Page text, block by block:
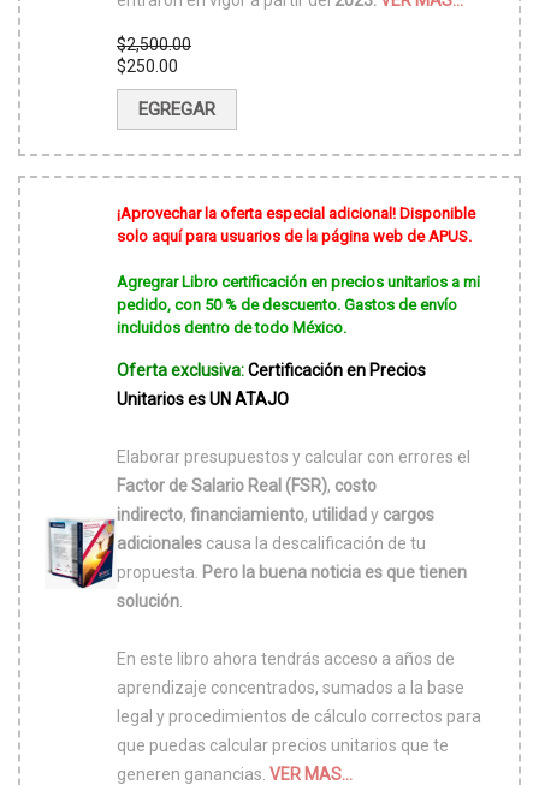
$2,500.00
El
original
era:
$2,500.00.
$250.00
precio
actual
es:
EGREGAR
¡Aprovechar la oferta especial adicional! Disponible
solo aquí para usuarios de la página web de APUS.
Agregrar Libro certificación en precios unitarios a mi
pedido, con 50 % de descuento. Gastos de envío
incluidos dentro de todo México.
Oferta exclusiva:Certificación en Precios
Unitarios es UN ATAJO
Elaborar presupuestos y calcular con errores el
Factor de Salario Real (FSR), costo
indirecto, financiamiento, utilidady cargos
adicionales causa la descalificación de tu
propuesta. Pero la buena noticia es que tienen
solución
En este libro ahora tendrás acceso a años de
aprendizaje concentrados, sumados a la base
legal y procedimientos de cálculo correctos para
que puedas calcular precios unitarios que te
generen ganancias. VER MAS...